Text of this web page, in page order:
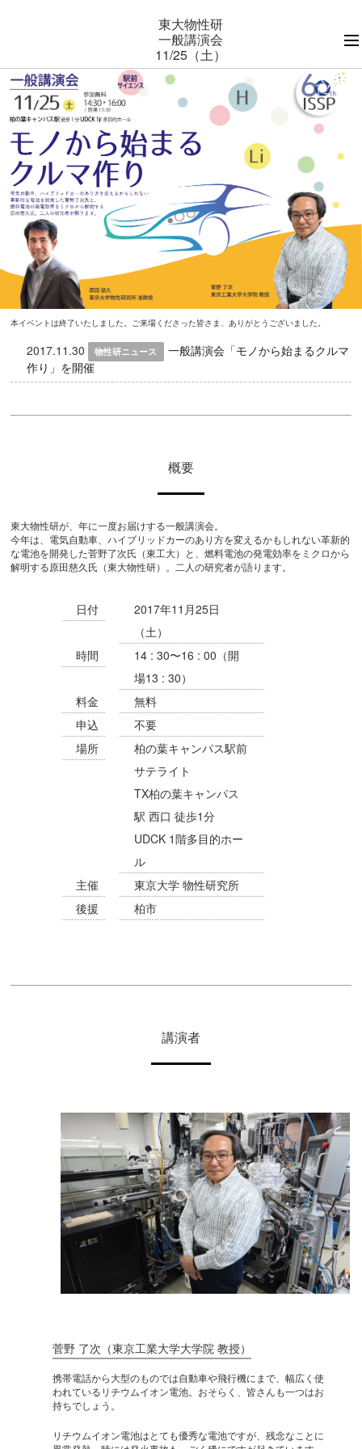
東大物性研
一般講演会
11/25（土）
本イベントは終了いたしました。ご来場くださった皆さま、ありがとうございました。
2017.11.30 物性研ニュース
一般講演会「モノから始まるクルマ
作り」を開催
概要
東大物性研が、年に一度お届けする一般講演会。
今年は、電気自動車、ハイブリッドカーのあり方を変えるかもしれない革新的
な電池を開発した菅野了次氏（東工大）と、燃料電池の発電効率をミクロから
解明する原田慈久氏（東大物性研）。二人の研究者が語ります。
日付
2017年11月25日
（土）
時間
14 : 30〜16 : 00（開
場13 : 30）
料金
無料
申込
不要
場所
柏の葉キャンパス駅前
サテライト
TX柏の葉キャンパス
駅 西口 徒歩1分
UDCK 1階多目的ホー
ル
主催
東京大学 物性研究所
後援
柏市
講演者
菅野 了次（東京工業大学大学院 教授）
携帯電話から大型のものでは自動車や飛行機にまで、幅広く使
われているリチウムイオン電池。おそらく、皆さんも一つはお
持ちでしょう。
リチウムイオン電池はとても優秀な電池ですが、残念なことに